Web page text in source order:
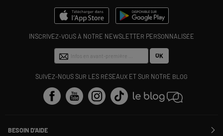
INSCRIVEZ-VOUS À NOTRE NEWSLETTER PERSONNALISÉE
OK
SUIVEZ-NOUS SUR LES RÉSEAUX ET SUR NOTRE BLOG
BESOIN D'AIDE